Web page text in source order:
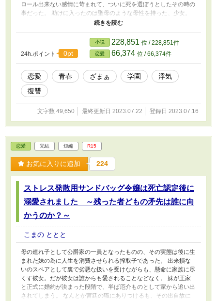
ロール出来ない感情に苛まれて、ついに死を選ぼうとしたその時の
事だった。 助けに入ったのは聖母のような母性を持った、少女。
自分に好意を持ってくれた彼女の為、再び生きる事を決意する。
そして、その為には――前へと進む為には復讐しかない。 絶対に
許さない。クズ共を新しい人生の犠牲にしてやる！ ＊当作品はカ
クヨム様でも掲載しております。
24h.ポイント
0pt
小説 228,851 位 / 228,851件
恋愛 66,374 位 / 66,374件
恋愛 青春 ざまぁ 学園
浮気
復讐
文字数 49,650 最終更新日 2023.07.22 登録日 2023.07.16
恋愛 完結 短編 R15
お気に入りに追加 224
ストレス発散用サンドバッグ令嬢は死亡認定後に
溺愛されました ～残った者どもの矛先は誰に向
かうのか？～
こまの ととと
母の連れ子として公爵家の一員となったものの、その実態は後に生
まれた妹の為に人生を消費させられる搾取子であった。 出来損な
いのスペアとして裏で劣悪な扱いを受けながらも、懸命に家族に尽
くす彼女。だが彼女は誰からも愛されることなどなく。 妹が王家
と正式に婚約が決まった段階で、半ば厄介ものとして家から追い出
されてしまう。 なんとか宮廷の職にありつけるも、その出自故に